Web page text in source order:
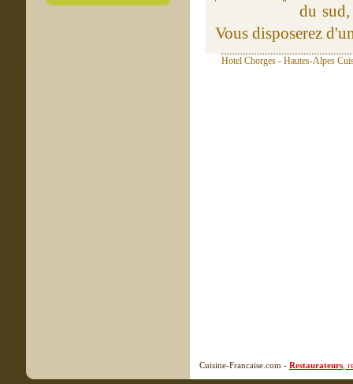
du
Vous disposerez
Hotel Chorges - Hautes-Alpes
Cuisine-Francaise.com - Restaurateurs ,